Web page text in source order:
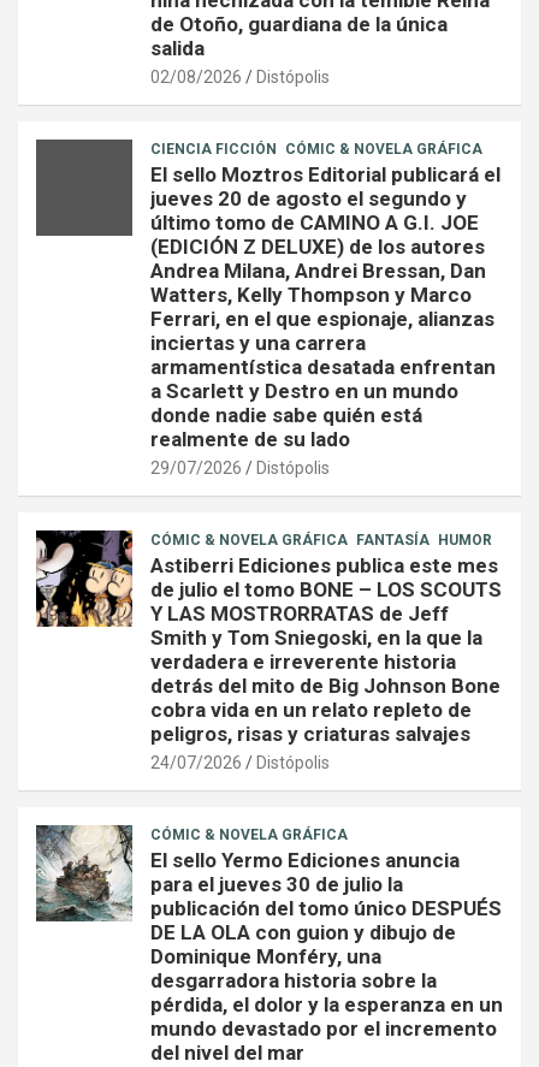
de Otoño, guardiana de la única
salida
02/08/2026 Distópolis
CIENCIA FICCIÓN CÓMIC & NOVELA GRÁFICA
El sello Moztros Editorial publicará el
jueves 20 de agosto el segundo y
último tomo de CAMINO A G.I. JOE
(EDICIÓN Z DELUXE) de los autores
Andrea Milana, Andrei Bressan, Dan
Watters, Kelly Thompson y Marco
Ferrari, en el que espionaje, alianzas
inciertas y una carrera
armamentística desatada enfrentan
a Scarlett y Destro en un mundo
donde nadie sabe quién está
realmente de su lado
29/07/2026 Distópolis
CÓMIC & NOVELA GRÁFICA FANTASÍA HUMOR
Astiberri Ediciones publica este mes
de julio el tomo BONE – LOS SCOUTS
Y LAS MOSTRORRATAS de Jeff
Smith y Tom Sniegoski, en la que la
verdadera e irreverente historia
detrás del mito de Big Johnson Bone
cobra vida en un relato repleto de
peligros, risas y criaturas salvajes
24/07/2026 Distópolis
CÓMIC & NOVELA GRÁFICA
El sello Yermo Ediciones anuncia
para el jueves 30 de julio la
publicación del tomo único DESPUÉS
DE LA OLA con guion y dibujo de
Dominique Monféry, una
desgarradora historia sobre la
pérdida, el dolor y la esperanza en un
mundo devastado por el incremento
del nivel del mar